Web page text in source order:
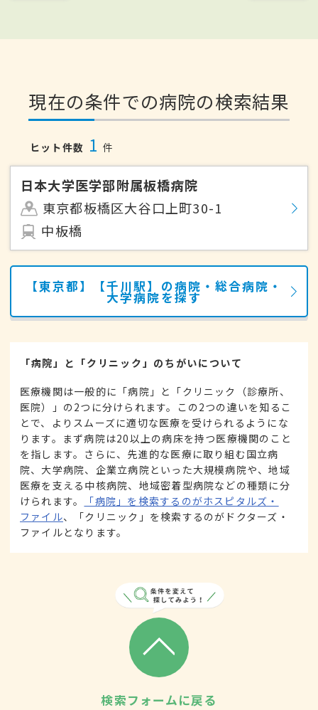
現在の条件での病院の検索結果
ヒット件数 1 件
日本大学医学部附属板橋病院
東京都板橋区大谷口上町30-1
中板橋
【東京都】【千川駅】の病院・総合病院・
大学病院を探す
「病院」と「クリニック」のちがいについて
医療機関は一般的に「病院」と「クリニック（診療所、
医院）」の2つに分けられます。この2つの違いを知るこ
とで、よりスムーズに適切な医療を受けられるようにな
ります。まず病院は20以上の病床を持つ医療機関のこと
を指します。さらに、先進的な医療に取り組む国立病
院、大学病院、企業立病院といった大規模病院や、地域
医療を支える中核病院、地域密着型病院などの種類に分
けられます。
「病院」を検索するのがホスピタルズ・
ファイル、「クリニック」を検索するのがドクターズ・
ファイルとなります。
検索フォームに戻る